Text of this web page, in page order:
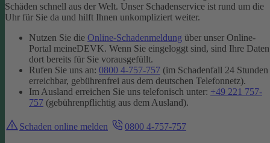
Schäden schnell aus der Welt. Unser Schadenservice ist rund um die
Uhr für Sie da und hilft Ihnen unkompliziert weiter.
Nutzen Sie die Online-Schadenmeldung über unser Online-
Portal meineDEVK. Wenn Sie eingeloggt sind, sind Ihre Daten
dort bereits für Sie vorausgefüllt.
Rufen Sie uns an: 0800 4-757-757 (im Schadenfall 24 Stunden
erreichbar, gebührenfrei aus dem deutschen Telefonnetz).
Im Ausland erreichen Sie uns telefonisch unter: +49 221 757-
757 (gebührenpflichtig aus dem Ausland).
Schaden online melden 0800 4-757-757